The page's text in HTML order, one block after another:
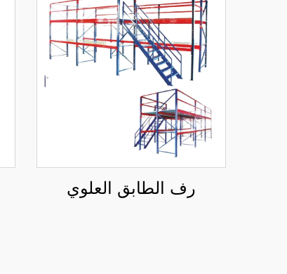
رف الطابق العلوي